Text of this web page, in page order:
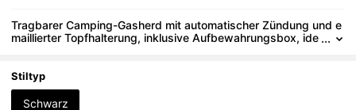
Tragbarer Camping-Gasherd mit automatischer Zündung und e
maillierter Topfhalterung, inklusive Aufbewahrungsbox, ide
Stiltyp
Schwarz